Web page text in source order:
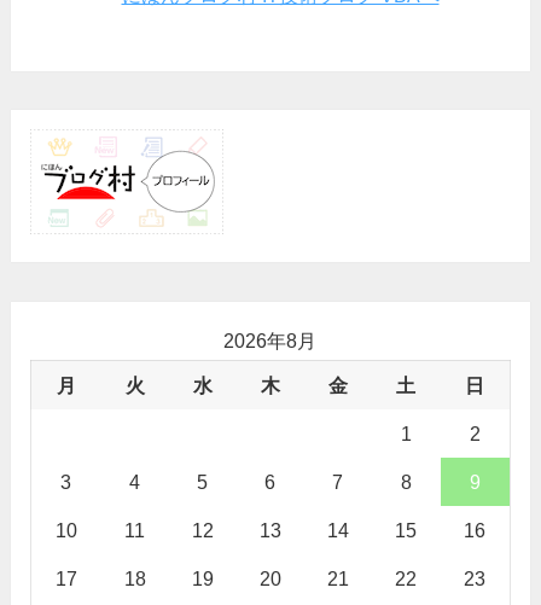
2026年8月
月 火 水 木 金 土 日
1 2
3 4 5 6 7 8 9
10 11 12 13 14 15 16
17 18 19 20 21 22 23